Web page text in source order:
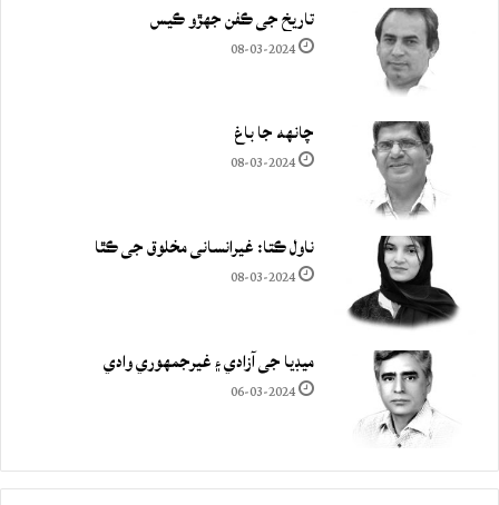
تاريخ جي ڪفن جھڙو ڪيس
08-03-2024
چانهه جا باغ
08-03-2024
ناول ڪتا: غيرانساني مخلوق جي ڪٿا
08-03-2024
ميڊيا جي آزادي ۽ غيرجمھوري وادي
06-03-2024